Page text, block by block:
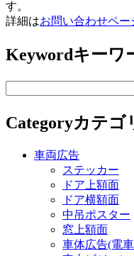
す。
詳細はお問い合わせペー
Keywordキーワ
Categoryカテゴ
車両広告
ステッカー
ドア上額面
ドア横額面
中吊ポスター
窓上額面
車体広告(電